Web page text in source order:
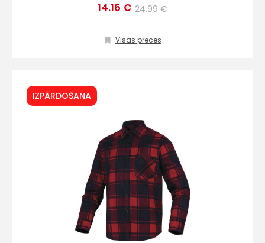
14.16 € 24.99 €
Visas preces
IZPĀRDOŠANA